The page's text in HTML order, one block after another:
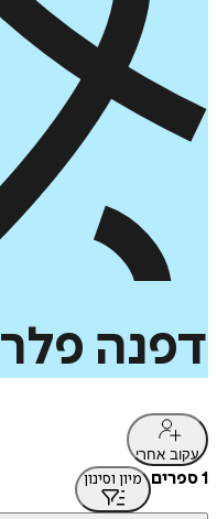
דפנה פלר
עקוב אחרי
1 ספרים מיון וסינון